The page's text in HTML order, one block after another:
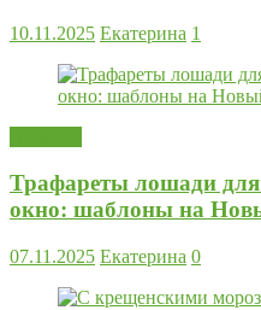
10.11.2025 Екатерина 1
Трафареты лошади
окно: шаблоны на
07.11.2025 Екатерина 0